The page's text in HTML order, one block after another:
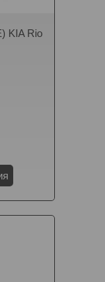
Rio